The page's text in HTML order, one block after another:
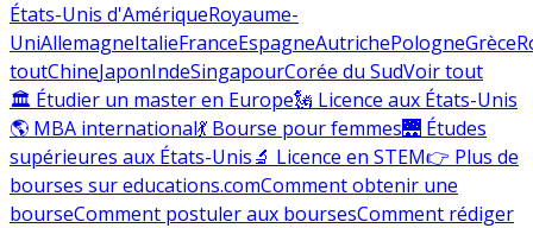
États-Unis d'AmériqueRoyaume-
UniAllemagneItalieFranceEspagneAutrichePologneGrèce
toutChineJaponIndeSingapourCorée du SudVoir tout
🏛 Étudier un master en Europe🗽 Licence aux États-Unis
🌎 MBA international💃 Bourse pour femmes🌉 Études
supérieures aux États-Unis🔬 Licence en STEM👉 Plus de
bourses sur educations.comComment obtenir une
bourseComment postuler aux boursesComment rédiger